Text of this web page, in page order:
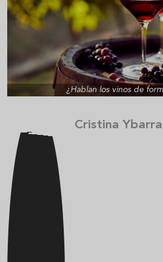
¿Hablan los vinos de
Cristina Ybarra